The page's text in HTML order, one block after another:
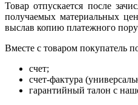
Товар отпускается после
получаемых материальных
выслав копию платежного
Вместе с товаром покупатель
счет;
счет-фактура
гарантийный талон с